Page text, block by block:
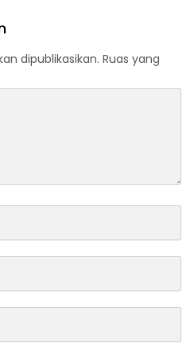
dipublikasikan. Ruas yang